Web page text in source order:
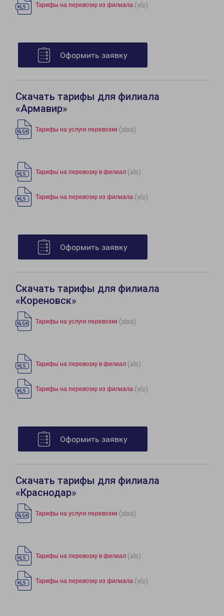
Тарифы на перевозку из филиала (xls)
Оформить заявку
Скачать тарифы для филиала
«Армавир»
Тарифы на услуги перевозки (xlsx)
Тарифы на перевозку в филиал (xls)
Тарифы на перевозку из филиала (xls)
Оформить заявку
Скачать тарифы для филиала
«Кореновск»
Тарифы на услуги перевозки (xlsx)
Тарифы на перевозку в филиал (xls)
Тарифы на перевозку из филиала (xls)
Оформить заявку
Скачать тарифы для филиала
«Краснодар»
Тарифы на услуги перевозки (xlsx)
Тарифы на перевозку в филиал (xls)
Тарифы на перевозку из филиала (xls)